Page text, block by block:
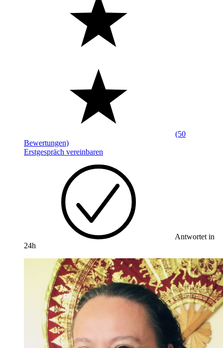
(50
Bewertungen)
Erstgespräch vereinbaren
Antwortet in
24h